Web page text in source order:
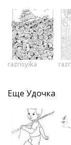
razrisyika
Еще Удочка